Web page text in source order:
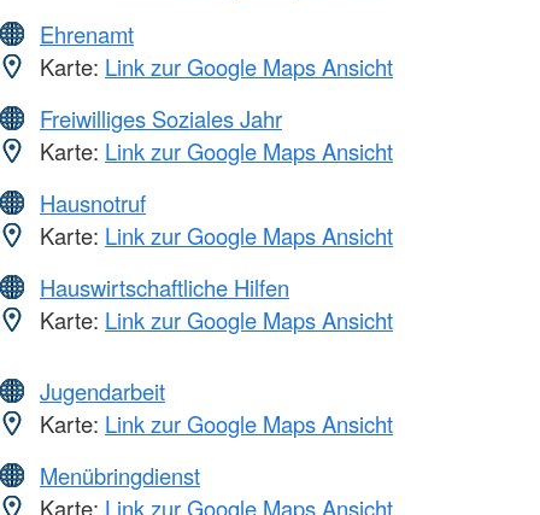
Ehrenamt
Karte: Link zur Google Maps Ansicht
Freiwilliges Soziales Jahr
Karte: Link zur Google Maps Ansicht
Hausnotruf
Karte: Link zur Google Maps Ansicht
Hauswirtschaftliche Hilfen
Karte: Link zur Google Maps Ansicht
Jugendarbeit
Karte: Link zur Google Maps Ansicht
Menübringdienst
Karte: Link zur Google Maps Ansicht